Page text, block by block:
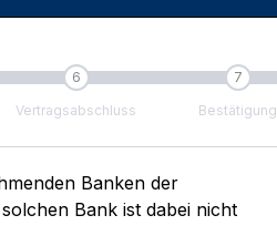
6
Vertragsabschluss
7
Bestätigung
Banken der
Bank ist dabei nicht